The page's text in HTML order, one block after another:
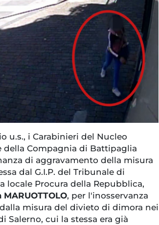
u.s., i Carabinieri del Nucleo
della Compagnia di Battipaglia
di aggravamento della misura
dal G.I.P. del Tribunale di
locale Procura della Repubblica,
, per l'inosservanza
misura del divieto di dimora nei
Salerno, cui la stessa era già